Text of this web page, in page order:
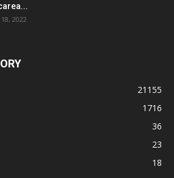
2022
21155
1716
36
23
18